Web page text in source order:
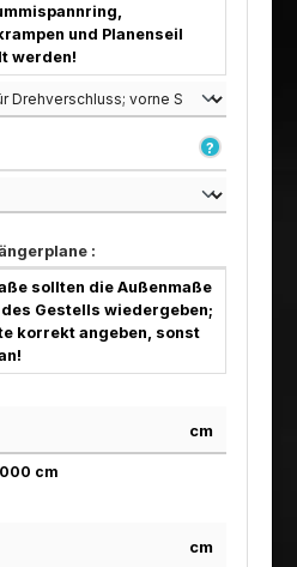
und Planenseil
werden!
:
sollten die Außenmaße
Gestells wiedergeben;
korrekt angeben, sonst
cm
cm
cm